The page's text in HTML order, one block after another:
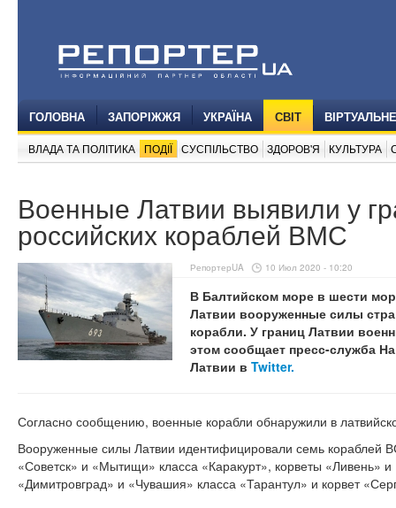
ГОЛОВНА ЗАПОРІЖЖЯ УКРАЇНА СВІТ
ВЛАДА ТА ПОЛІТИКА ПОДІЇ СУСПІЛЬСТВО ЗДОРОВ'Я КУЛЬТУРА
Военные Латвии выявили у
российских кораблей ВМС
РепортерUA 10 Июл 2020 - 10:20
В Балтийском море в шести
Латвии вооруженные силы
корабли. У границ Латвии
этом сообщает пресс-служба
Латвии в Twitter.
Согласно сообщению, военные корабли обнаружили в
Вооруженные силы Латвии идентифицировали семь кораблей
«Советск» и «Мытищи» класса «Каракурт», корветы «Ливень»
«Димитровград» и «Чувашия» класса «Тарантул» и корвет